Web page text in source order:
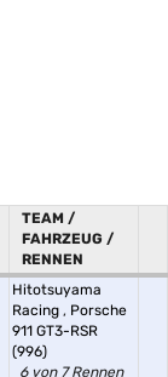
TEAM /
FAHRZEUG /
RENNEN
Hitotsuyama
Racing , Porsche
911 GT3-RSR
(996)
6 von 7 Rennen